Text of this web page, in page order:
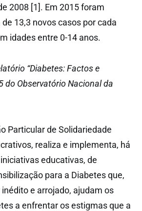
2008 [1]. Em 2015 foram
13,3 novos casos por cada
idades entre 0-14 anos.
“Diabetes: Factos e
do Observatório Nacional da
Particular de Solidariedade
realiza e implementa, há
educativas, de
para a Diabetes que,
e arrojado, ajudam os
a enfrentar os estigmas que a